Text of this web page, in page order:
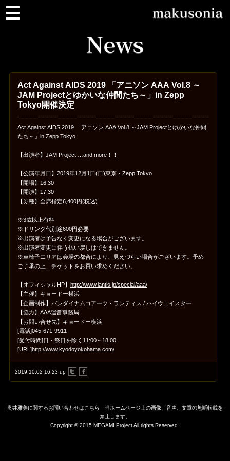
Act Against AIDS 2019 「アニソン AAA Vol.8 ～
JAM Projectとゆかいな仲間たち～」in Zepp
Tokyo開催決定
Act Against AIDS 2019 「アニソン AAA Vol.8 ～JAM Projectとゆかいな仲間
たち～」in Zepp Tokyo
【出演者】JAM Project …and more！！
【公演年月日】2019年12月1日(日)東京・Zepp Tokyo
【開場】16:30
【開演】17:30
【券種】全席指定6,400円(税込)
※3歳以上有料
※ドリンク代別途600円必要
※出演者は予告なく変更になる場合がございます。
※出演者変更に伴う払い戻しはできません。
※車椅子エリアは会場の都合により、見えづらい場合がございます。予め
ご了承の上、チケットをお買い求めください。
【オフィシャルHP】 http://www.lantis.jp/special/aaa/
【主催】キョードー横浜
【企画制作】バンダイナムコアーツ・ランティス / ハイウェイスター
【協力】AAA運営事務局
【お問い合せ先】キョードー横浜
[電話]045-671-9911
[受付時間]日・祭日を除く11:00～18:00
[URL]http://www.kyodoyokohama.com/
2019.10.02 16:23 up
奥井雅美に関するお問い合わせはこちら 当ホームページ上の画像、音声、文章の無断転載を
禁止します。
Copyright © 2015 MEGAMI Project All rights Reserved.